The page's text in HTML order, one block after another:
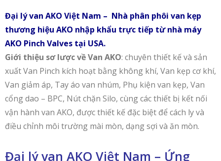
Đại lý van AKO Việt Nam – Nhà phân phôi van kẹp
thương hiệu AKO nhập khẩu trực tiếp từ nhà máy
AKO Pinch Valves tại USA.
Giới thiệu sơ lược về Van AKO: chuyên thiết kế và sản
xuất Van Pinch kích hoạt bằng không khí, Van kẹp cơ khí,
Van giảm áp, Tay áo van nhúm, Phụ kiện van kẹp, Van
cổng dao – BPC, Nút chặn Silo, cùng các thiết bị kết nối
vận hành van AKO, được thiết kế đặc biệt để cách ly và
điều chỉnh môi trường mài mòn, dạng sợi và ăn mòn.
Đại lý van AKO Việt Nam – Ứng